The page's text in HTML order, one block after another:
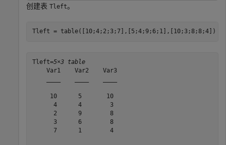
创建表 Tleft。
Tleft = table([10;4;2;3;7],[5;4;9;6;1],[10;3;8;8;4])
Tleft=5×3 table
    Var1    Var2    Var3
     10      5       10
      4      4        3
      2      9        8
      3      6        8
      7      1        4